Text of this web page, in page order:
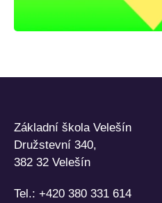
Základní škola Velešín
Družstevní 340,
382 32 Velešín
Tel.: +420 380 331 614